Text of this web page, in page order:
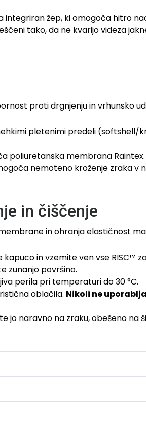
žep, ki omogoča hitro
tako, da ne kvarijo videza
proti drgnjenju in vrhunsko
pletenimi predeli
poliuretanska membrana Raintex.
nemoteno kroženje zraka v
in čiščenje
in ohranja elastičnost
in vzemite ven vse RISC™
zunanjo površino.
perila pri temperaturi do 30 °C.
oblačila. Nikoli ne
jo naravno na zraku, obešeno na